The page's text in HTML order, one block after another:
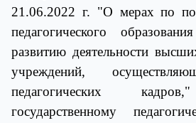
21.06.2022 г. "О мерах по
педагогического
развитию деятельности
учреждений,
педагогических
государственному